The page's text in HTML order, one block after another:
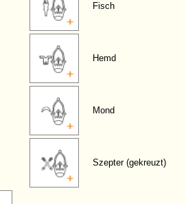
Fisch
Hemd
Mond
Szepter (gekreuzt)